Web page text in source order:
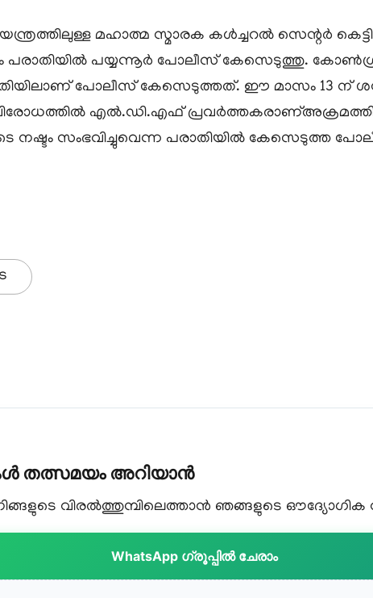
മഹാത്മ സ്മാരക കൾച്ചറൽ സെന്റർ
പരാതിയിൽ പയ്യന്നൂർ പോലീസ് കേസെടുത്തു.
പോലീസ് കേസെടുത്തത്. ഈ മാസം 13 ന്
വിരോധത്തിൽ എൽ.ഡി.എഫ്
സംഭവിച്ചുവെന്ന പരാതിയിൽ കേസെടുത്ത
തത്സമയം അറിയാൻ
വിരൽത്തുമ്പിലെത്താൻ ഞങ്ങളുടെ ഔദ്യോഗിക
WhatsApp ഗ്രൂപ്പിൽ ചേരാം